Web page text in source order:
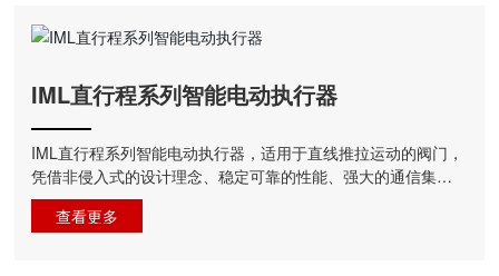
IML直行程系列智能电动执行器
IML直行程系列智能电动执行器，适用于直线推拉运动的阀门，
凭借非侵入式的设计理念、稳定可靠的性能、强大的通信集成
能力以及高等···
查看更多